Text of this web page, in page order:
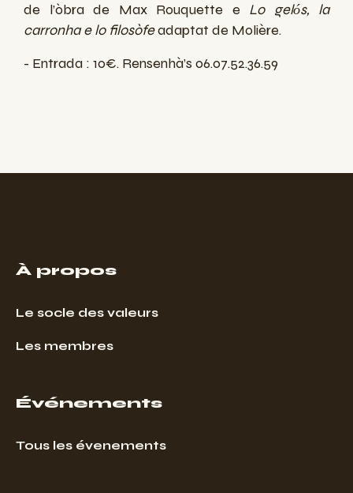
de l’òbra de Max Rouquette e Lo gelós, la
carronha e lo filosòfeadaptat de Molière.
- Entrada : 10€. Rensenhà’s 06.07.52.36.59
À propos
Le socle des valeurs
Les membres
Événements
Tous les évenements